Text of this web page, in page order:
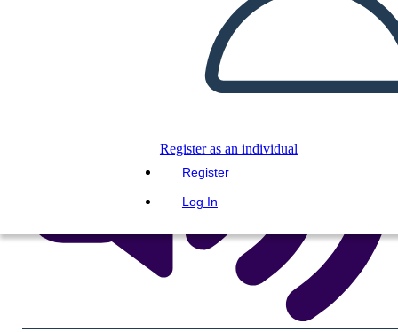
Register as an individual
Register
Log In